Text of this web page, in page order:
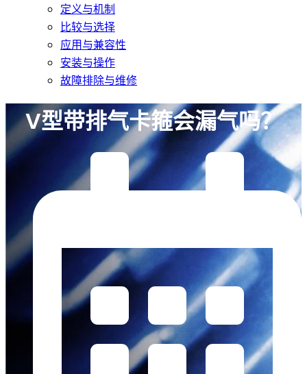
定义与机制
比较与选择
应用与兼容性
安装与操作
故障排除与维修
V型带排气卡箍会漏气吗？